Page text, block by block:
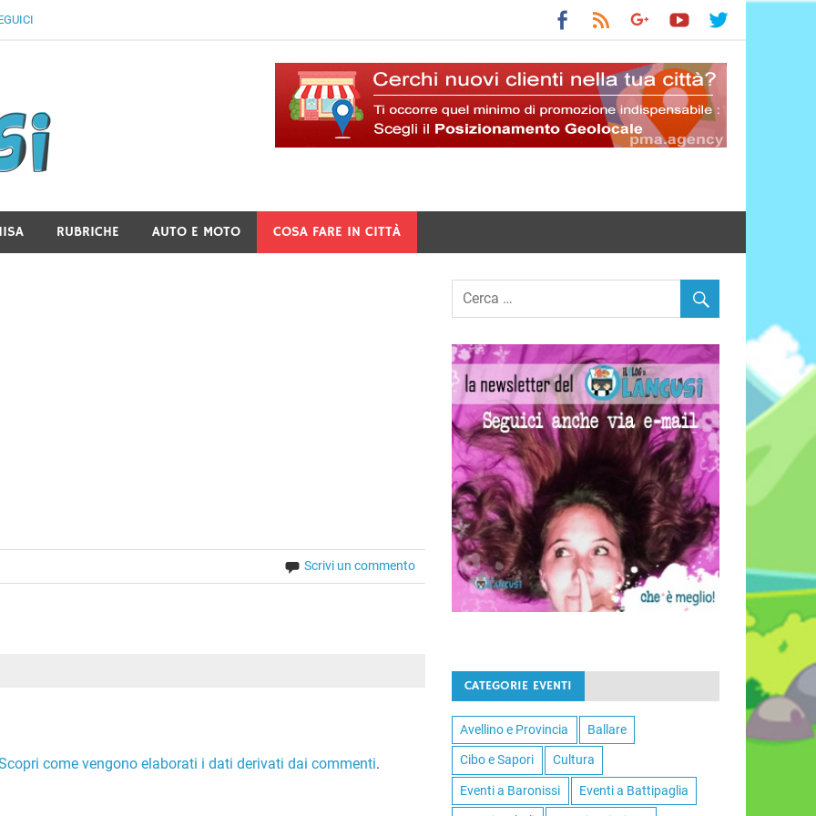
Il Blog Di Lancusi
RUBRICHE AUTO E MOTO COSA FARE IN CITTÀ
Scrivi un commento
come vengono elaborati i dati derivati dai commenti.
CATEGORIE EVENTI
Avellino e Provincia Ballare
Cibo e Sapori Cultura
Eventi a Baronissi Eventi a Battipaglia